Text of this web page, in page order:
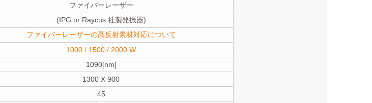
ファイバーレーザー
(IPG or Raycus 社製発振器)
ファイバーレーザーの高反射素材対応について
1000 / 1500 / 2000 W
1090[nm]
1300 X 900
45